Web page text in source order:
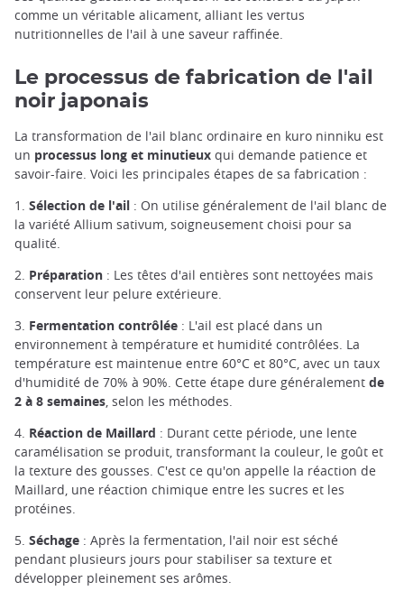
comme un véritable alicament, alliant les vertus
nutritionnelles de l'ail à une saveur raffinée.
Le processus de fabrication de l'ail
noir japonais
La transformation de l'ail blanc ordinaire en kuro ninniku est
un processus long et minutieux qui demande patience et
savoir-faire. Voici les principales étapes de sa fabrication :
1. Sélection de l'ail : On utilise généralement de l'ail blanc de
la variété Allium sativum, soigneusement choisi pour sa
qualité.
2. Préparation : Les têtes d'ail entières sont nettoyées mais
conservent leur pelure extérieure.
3. Fermentation contrôlée : L'ail est placé dans un
environnement à température et humidité contrôlées. La
température est maintenue entre 60°C et 80°C, avec un taux
d'humidité de 70% à 90%. Cette étape dure généralement de
2 à 8 semaines, selon les méthodes.
4. Réaction de Maillard : Durant cette période, une lente
caramélisation se produit, transformant la couleur, le goût et
la texture des gousses. C'est ce qu'on appelle la réaction de
Maillard, une réaction chimique entre les sucres et les
protéines.
5. Séchage : Après la fermentation, l'ail noir est séché
pendant plusieurs jours pour stabiliser sa texture et
développer pleinement ses arômes.